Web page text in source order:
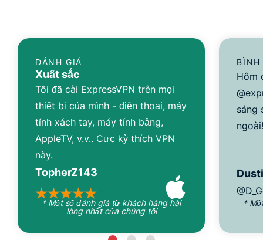
ĐÁNH GIÁ
Xuất sắc
Tôi đã cài ExpressVPN trên mọi
thiết bị của mình - điện thoại, máy
tính xách tay, máy tính bảng,
AppleTV, v.v.. Cực kỳ thích VPN
này.
TopherZ143
* Một số đánh giá từ khách hàng hài
lòng nhất của chúng tôi
BÌNH
Hôm
sáng
*